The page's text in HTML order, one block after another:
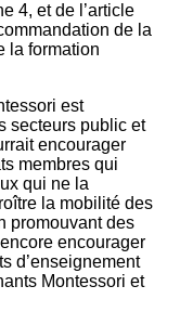
4, et de l’article
de la
la formation
est
secteurs public et
encourager
membres qui
qui ne la
la mobilité des
promouvant des
encourager
d’enseignement
Montessori et